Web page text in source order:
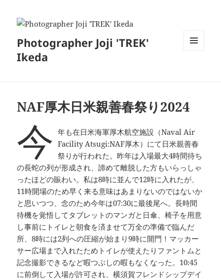
Photographer Joji 'TREK'
Ikeda
NAF厚木日米親善春祭り2024
今 年も在日米海軍厚木航空施設（Naval Air
Facility Atsugi:NAF厚木）にて日米親善春
祭りが行われた。昨年は入場最大4時間待ち
の長蛇の列が形成され、諦めて離脱した方もいらっしゃ
ったほどの賑わい。私は8時に並んで12時に入れたが、
11時開場のため早く来る意味はあまりないのではないか
と思いつつ、念のため今年は07:30に最後尾へ。長時間
待機を覚悟してタブレットのマンガと日傘、椅子を用意
し事前にトイレと朝食を済ませて万全の準備で臨んだ
所、8時には2列への圧縮が始まり9時に開門！マッカー
サー広場まで入れたためトイレが使えたりファントムと
記念撮影できるなど暇つぶしの暇もなくなった。10:45
に前倒して入場が許可され、横須賀フレンドシップデイ